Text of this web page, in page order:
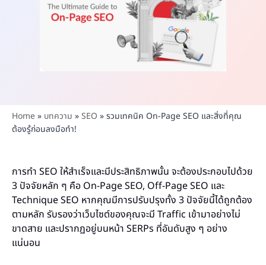
Home» บทความ »SEO »รวมเทคนิค On-Page SEO และสิ่งที่คุณ
ต้องรู้ก่อนลงมือทำ!
การทำ SEO ให้สำเร็จและมีประสิทธิภาพนั้น จะต้องประกอบไปด้วย
3 ปัจจัยหลัก ๆ คือ On-Page SEO, Off-Page SEO และ
Technique SEO หากคุณมีการปรับปรุงทั้ง 3 ปัจจัยนี้ได้ถูกต้อง
ตามหลัก รับรองว่าเว็บไซต์ของคุณจะมี Traffic เข้ามาอย่างไม่
ขาดสาย และปรากฏอยู่บนหน้า SERPs ที่อันดับสูง ๆ อย่าง
แน่นอน